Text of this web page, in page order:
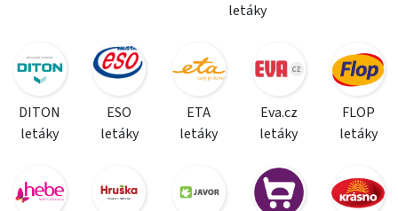
letáky
DITON
letáky
ESO
letáky
ETA
letáky
Eva.cz
letáky
FLOP
letáky